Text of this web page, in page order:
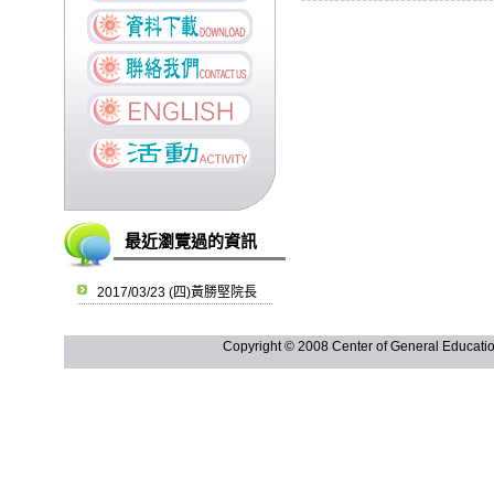
最近瀏覽過的資訊
2017/03/23 (四)黃勝堅院長
Copyright © 2008 Center of General